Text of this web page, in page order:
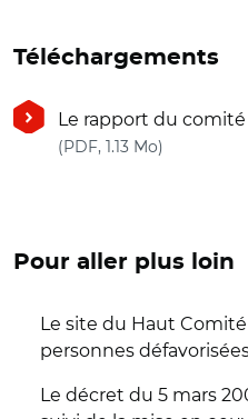
Téléchargements
Le rapport du comité
(PDF, 1.13 Mo)
Pour aller plus loin
Le site du Haut
personnes
Le décret du 5 mars